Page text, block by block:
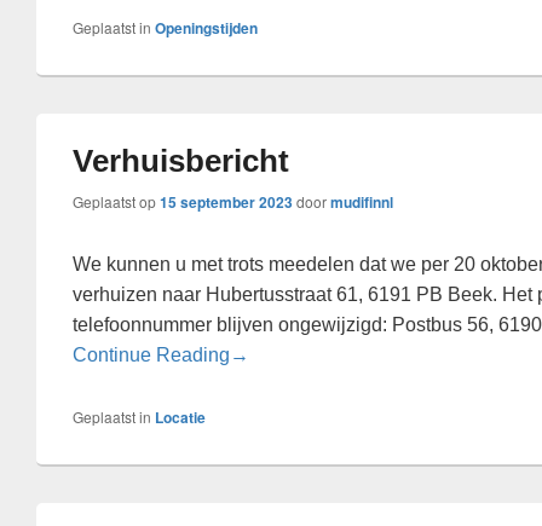
Geplaatst in Openingstijden
Verhuisbericht
Geplaatst op15 september 2023doormudifinnl
We kunnen u met trots meedelen dat we per 20
verhuizen naar Hubertusstraat 61, 6191 PB Beek. Het
telefoonnummer blijven ongewijzigd: Postbus 56, 6190
Continue Reading Verhuisbericht
→
Geplaatst in Locatie